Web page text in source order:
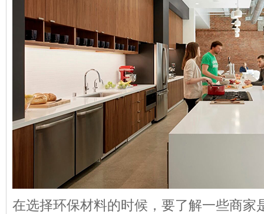
在选择环保材料的时候，要了解一些商家